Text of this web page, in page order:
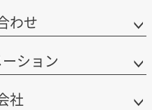
わせ
ション
社